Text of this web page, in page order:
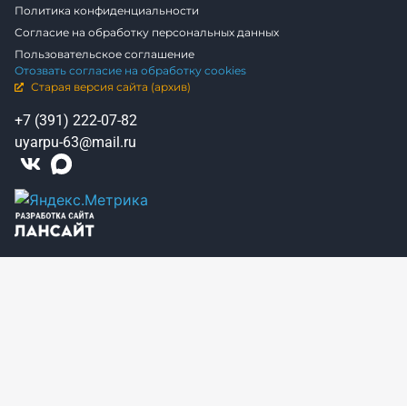
Политика конфиденциальности
Согласие на обработку персональных данных
Пользовательское соглашение
Отозвать согласие на обработку cookies
Старая версия сайта (архив)
+7 (391) 222-07-82
uyarpu-63@mail.ru